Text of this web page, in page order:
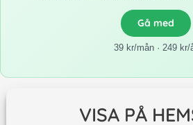
Gå med
39 kr/mån · 249 kr/
VISA PÅ